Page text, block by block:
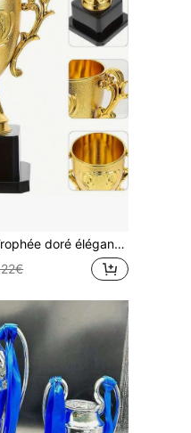
pour événements sportifs créatifs, convient pour les compétitions sportives, les concours scolaires, les rencontres sportives, les fêtes, les récompenses - Poignée robuste, prix décoratif, souvenir , artisanat de qualité, cadeau d'entreprise, trophée classique doré, coupe de récompense dorée